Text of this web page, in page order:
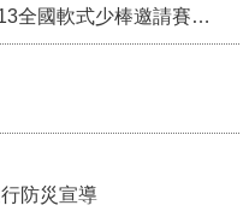
第二屆台灣火星人棒球大會暨U13全國軟式少棒邀請賽在苗栗舉辦
防災宣導